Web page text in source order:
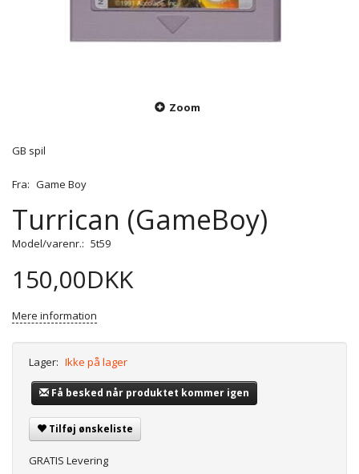
Zoom
GB spil
Fra: Game Boy
Turrican (GameBoy)
Model/varenr.: 5t59
150,00DKK
Mere information
Lager: Ikke på lager
Få besked når produktet kommer igen
Tilføj ønskeliste
GRATIS Levering